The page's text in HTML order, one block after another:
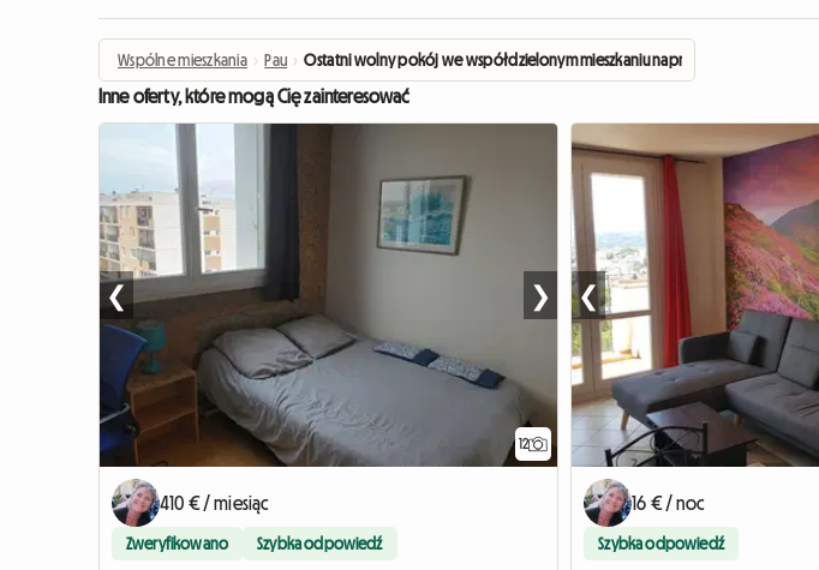
Wspólne mieszkania › Pau › Ostatni wolny pokój we współdzielonym mieszkaniu naprzeciwko Uniwersytetu
Inne oferty, które mogą Cię zainteresować
12
❮ ❯
410 € / miesiąc
Zweryfikowano Szybka odpowiedź
❮
16 € / noc
Szybka odpowiedź